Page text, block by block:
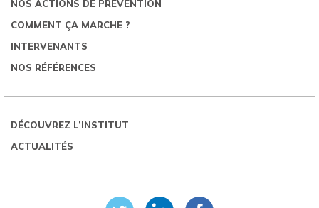
NOS ACTIONS DE PRÉVENTION
COMMENT ÇA MARCHE ?
INTERVENANTS
NOS RÉFÉRENCES
DÉCOUVREZ L’INSTITUT
ACTUALITÉS